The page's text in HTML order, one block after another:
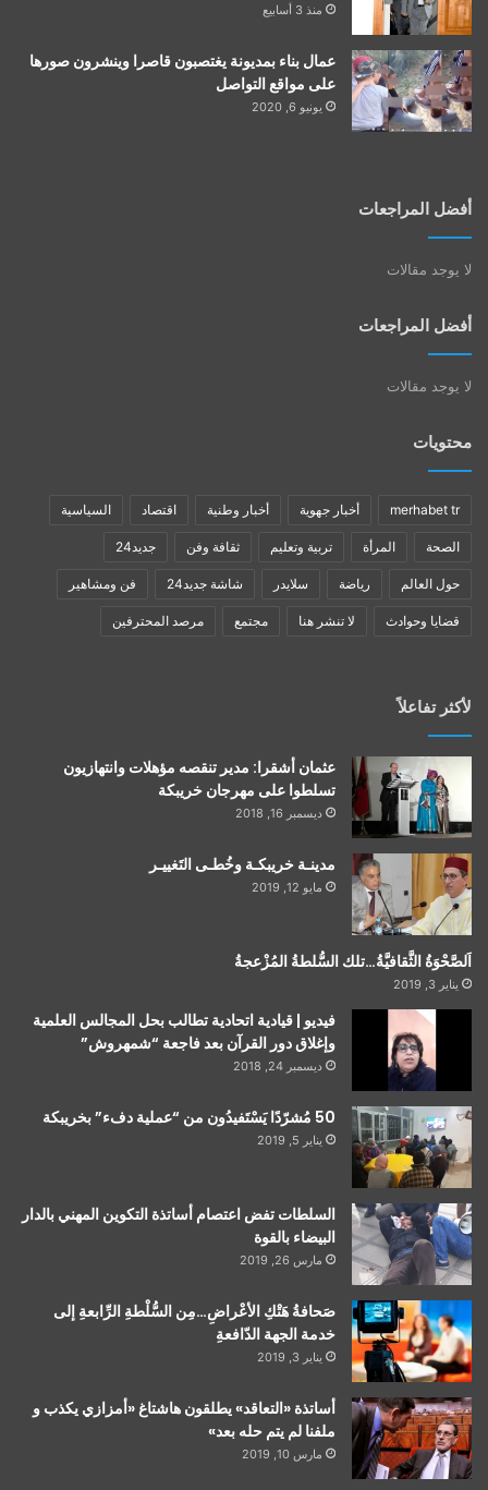
منذ 3 أسابيع
عمال بناء بمديونة يغتصبون قاصرا وينشرون صورها
على مواقع التواصل
يونيو 6, 2020
أفضل المراجعات
لا يوجد مقالات
أفضل المراجعات
لا يوجد مقالات
محتويات
merhabet tr أخبار جهوية أخبار وطنية اقتصاد السياسية
الصحة المرأة تربية وتعليم ثقافة وفن جديد24
حول العالم رياضة سلايدر شاشة جديد24 فن ومشاهير
قضايا وحوادث لا تنشر هنا مجتمع مرصد المحترفين
لأكثر تفاعلاً
عثمان أشقرا: مدير تنقصه مؤهلات وانتهازيون
تسلطوا على مهرجان خريبكة
ديسمبر 16, 2018
مدينـة خريبكـة وخُطـى التَغييـر
مايو 12, 2019
اَلصَّحْوَةُ الثَّقافيَّةُ…تلك السُّلطةُ المُزْعجةُ
يناير 3, 2019
فيديو | قيادية اتحادية تطالب بحل المجالس العلمية
وإغلاق دور القرآن بعد فاجعة “شمهروش”
ديسمبر 24, 2018
50 مُشرّدًا يَسْتَفيدُون من “عملية دفء” بخريبكة
يناير 5, 2019
السلطات تفض اعتصام أساتذة التكوين المهني بالدار
البيضاء بالقوة
مارس 26, 2019
صَحافةُ هَتْكِ الأعْراضِ…مِن السُّلْطةِ الرِّابعةِ إلى
خدمة الجهة الدّافعةِ
يناير 3, 2019
أساتذة «التعاقد» يطلقون هاشتاغ «أمزازي يكذب و
ملفنا لم يتم حله بعد»
مارس 10, 2019